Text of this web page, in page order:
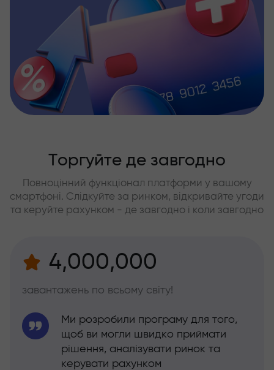
Торгуйте де завгодно
Повноцінний функціонал платформи у вашому
смартфоні. Слідкуйте за ринком, відкривайте угоди
та керуйте рахунком - де завгодно і коли завгодно
4,000,000
завантажень по всьому світу!
Ми розробили програму для того,
щоб ви могли швидко приймати
рішення, аналізувати ринок та
керувати рахунком